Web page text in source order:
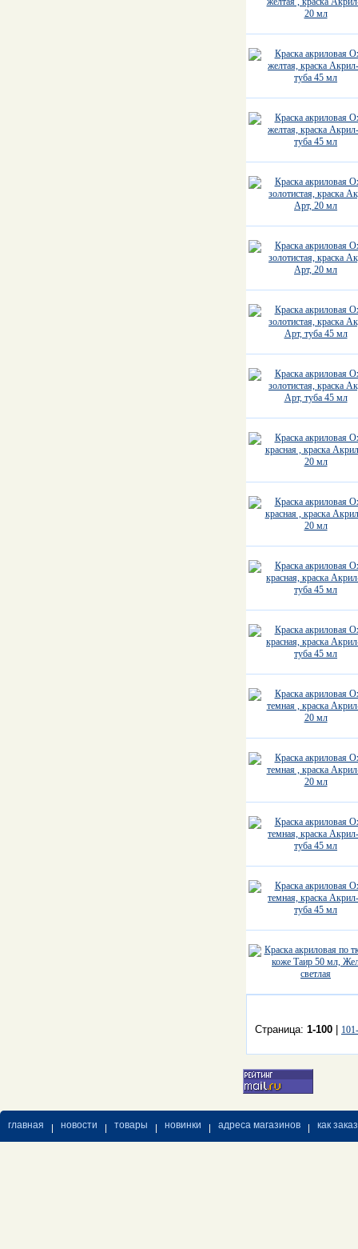
Страница: 1-100
главная новости товары новинки адреса магазинов как